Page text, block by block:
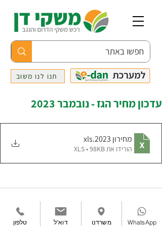
תנו לנו משוב
עדכון מחיר הגז - נובמבר 2023
מחירון 2023 .xls
הורידו את XLS • 98KB
טלפון דוא"ל משרדנו WhatsApp